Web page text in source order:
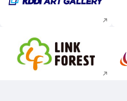
新規ウィンドウで開く
新規ウィンドウで開く